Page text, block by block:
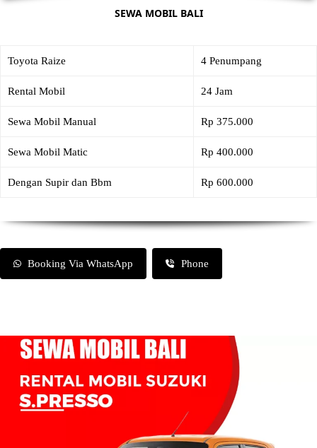
SEWA MOBIL BALI
Toyota Raize 4 Penumpang
Rental Mobil 24 Jam
Sewa Mobil Manual Rp 375.000
Sewa Mobil Matic Rp 400.000
Dengan Supir dan Bbm Rp 600.000
Booking Via WhatsApp Phone